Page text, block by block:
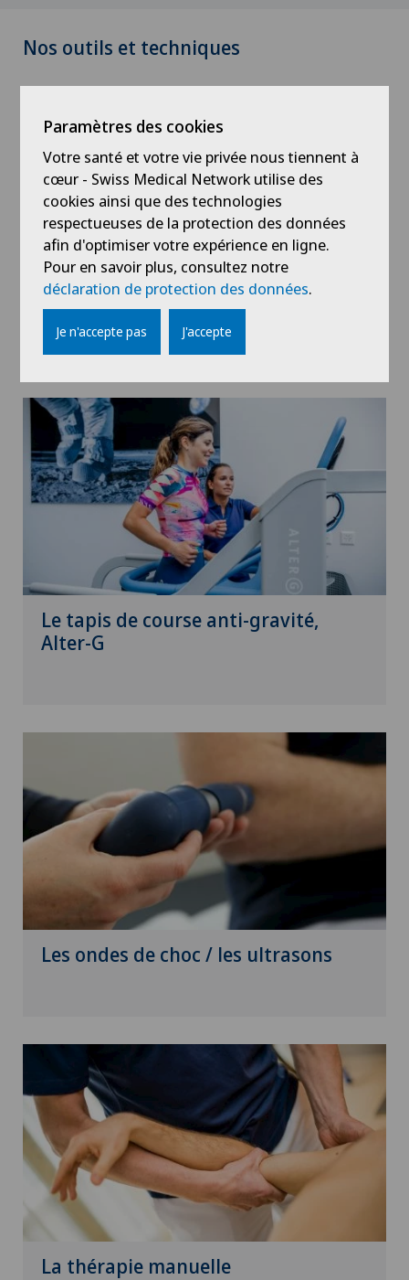
Nos outils et techniques
L'appareil isocinétique
Le tapis de course anti-gravité,
Alter-G
Les ondes de choc / les ultrasons
La thérapie manuelle
Paramètres des cookies
Votre santé et votre vie privée nous tiennent à
cœur - Swiss Medical Network utilise des
cookies ainsi que des technologies
respectueuses de la protection des données
afin d'optimiser votre expérience en ligne.
Pour en savoir plus, consultez notre
déclaration de protection des données.
Je n'accepte pas J'accepte